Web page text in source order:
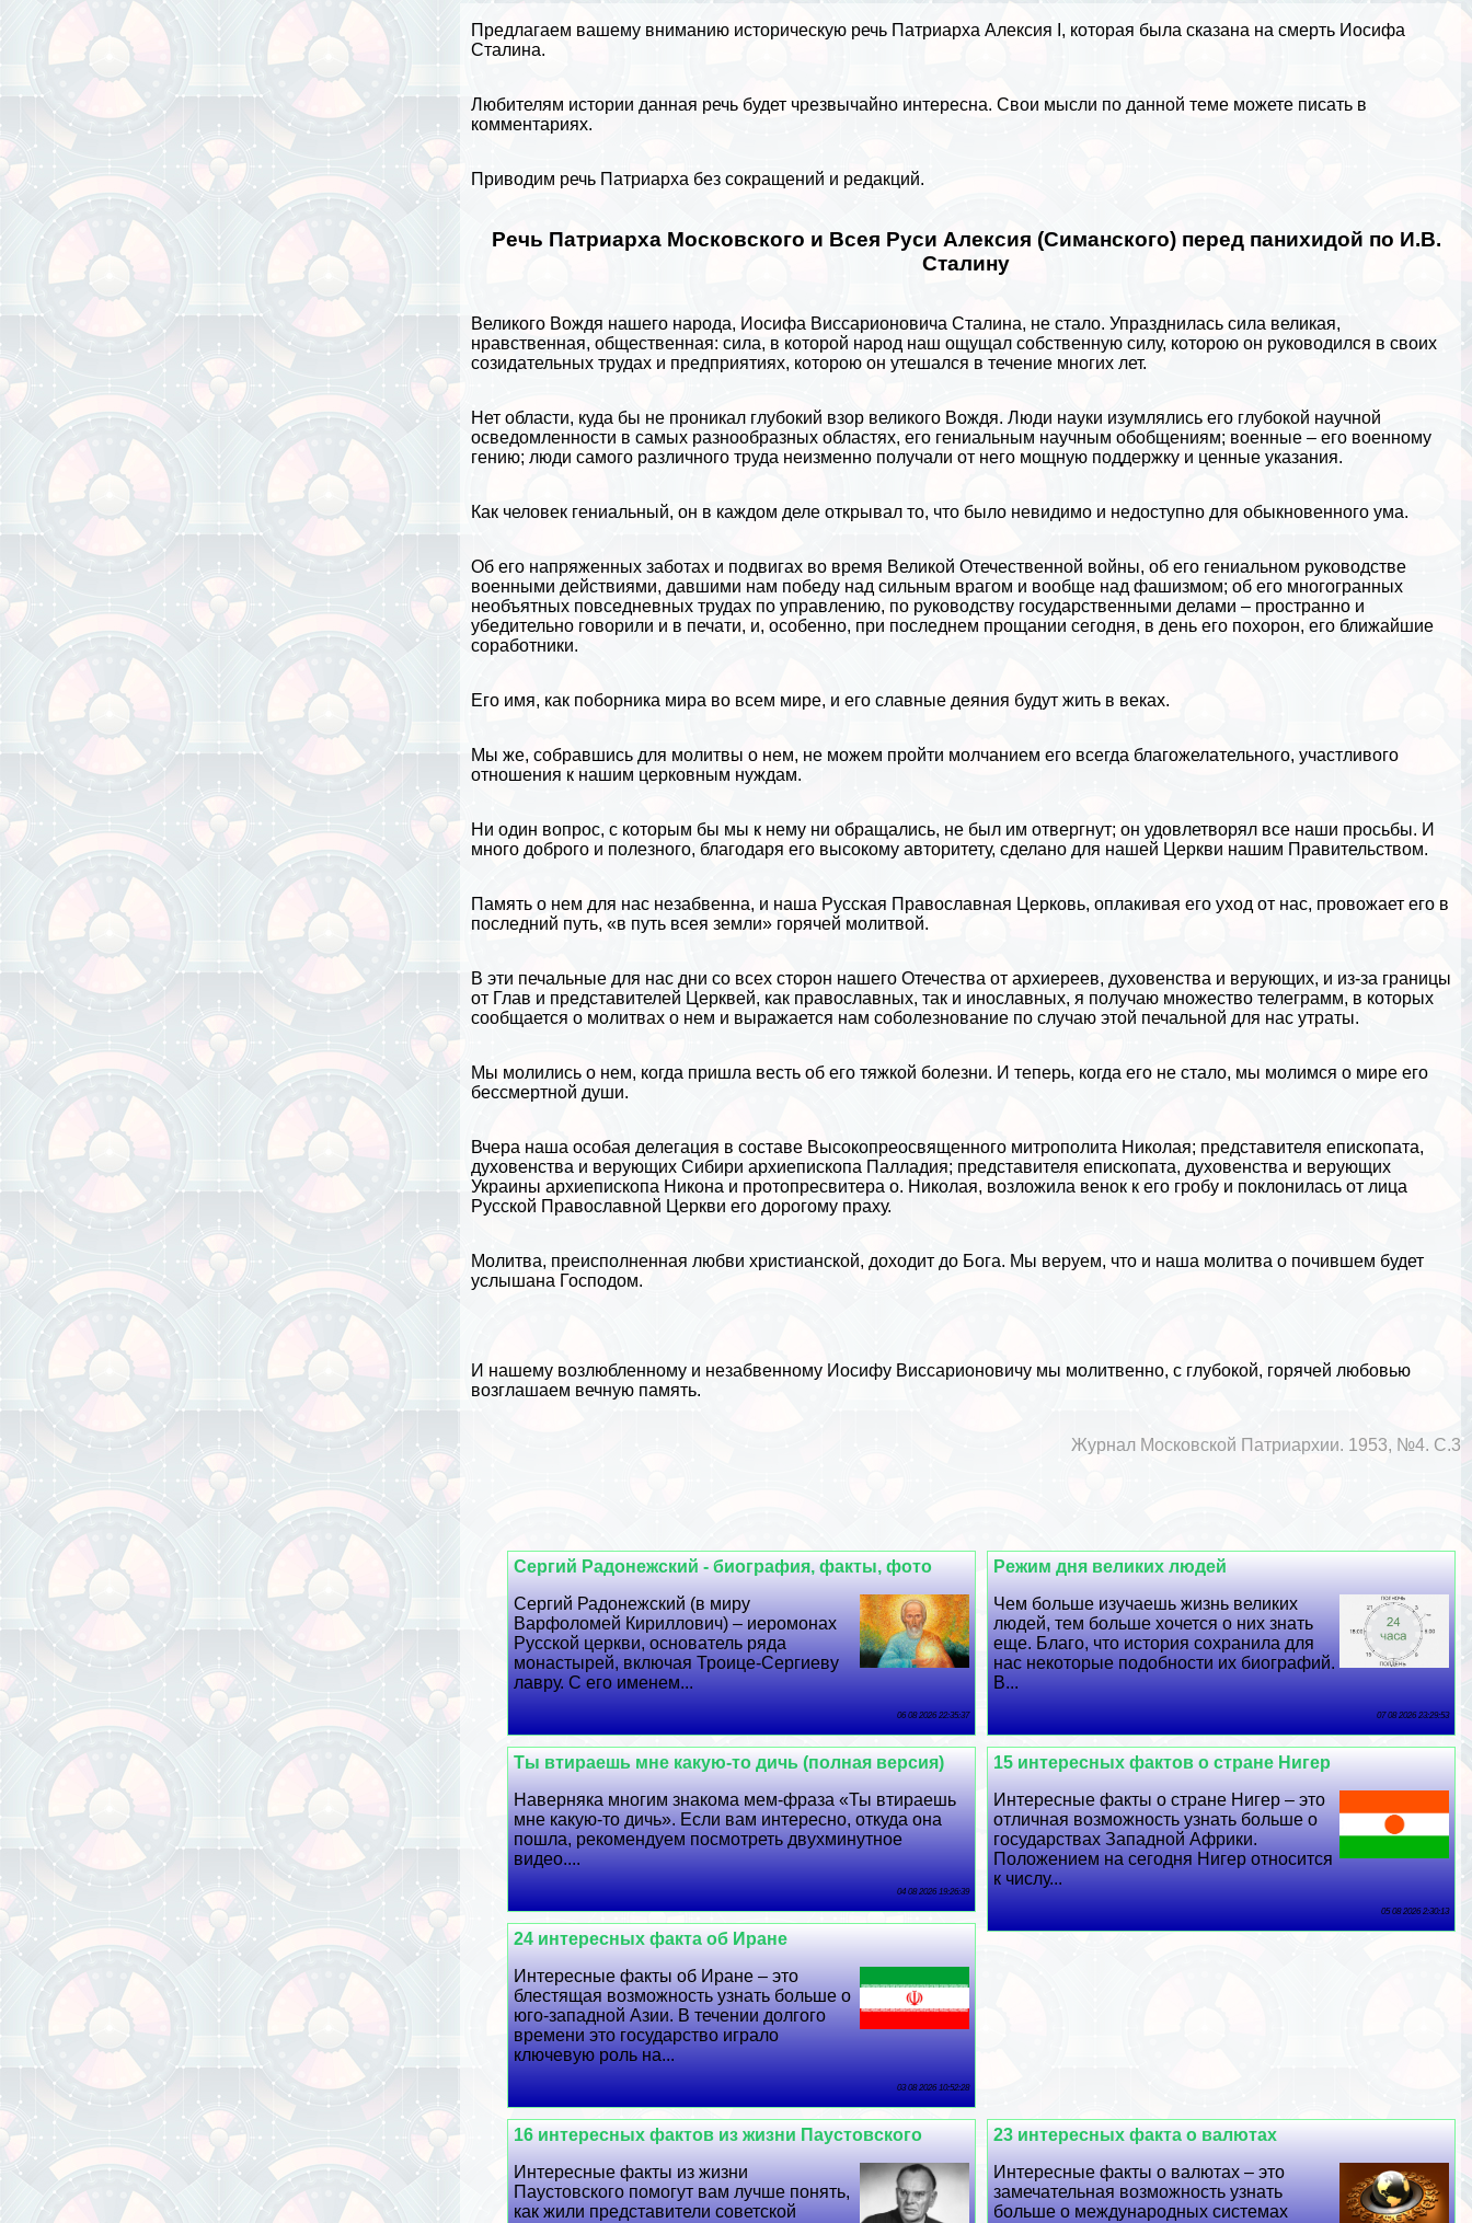
Предлагаем вашему вниманию историческую речь Патриарха Алексия I, которая была сказана на cмepть Иосифа
Сталина.
Любителям истории данная речь будет чрезвычайно интересна. Свои мысли по данной теме можете писать в
комментариях.
Приводим речь Патриарха без сокращений и редакций.
Речь Патриарха Московского и Всея Руси Алексия (Симанского) перед панихидой по И.В.
Сталину
Великого Вождя нашего народа, Иосифа Виссарионовича Сталина, не стало. Упразднилась сила великая,
нравственная, общественная: сила, в которой народ наш ощущал собственную силу, которою он руководился в своих
созидательных трудах и предприятиях, которою он утешался в течение многих лет.
Нет области, куда бы не проникал глубокий взор великого Вождя. Люди науки изумлялись его глубокой научной
осведомленности в самых разнообразных областях, его гениальным научным обобщениям; военные – его военному
гению; люди самого различного труда неизменно получали от него мощную поддержку и ценные указания.
Как человек гениальный, он в каждом деле открывал то, что было невидимо и недоступно для обыкновенного ума.
Об его напряженных заботах и подвигах во время Великой Отечественной войны, об его гениальном руководстве
военными действиями, давшими нам победу над сильным врагом и вообще над фашизмом; об его многогранных
необъятных повседневных трудах по управлению, по руководству государственными делами – пространно и
убедительно говорили и в печати, и, особенно, при последнем прощании сегодня, в день его похорон, его ближайшие
соработники.
Его имя, как поборника мира во всем мире, и его славные деяния будут жить в веках.
Мы же, собравшись для молитвы о нем, не можем пройти молчанием его всегда благожелательного, участливого
отношения к нашим церковным нуждам.
Ни один вопрос, с которым бы мы к нему ни обращались, не был им отвергнут; он удовлетворял все наши просьбы. И
много доброго и полезного, благодаря его высокому авторитету, сделано для нашей Церкви нашим Правительством.
Память о нем для нас незабвенна, и наша Русская Православная Церковь, оплакивая его уход от нас, провожает его в
последний путь, «в путь всея земли» горячей молитвой.
В эти печальные для нас дни со всех сторон нашего Отечества от архиереев, духовенства и верующих, и из-за границы
от Глав и представителей Церквей, как православных, так и инославных, я получаю множество телеграмм, в которых
сообщается о молитвах о нем и выражается нам соболезнование по случаю этой печальной для нас утраты.
Мы молились о нем, когда пришла весть об его тяжкой болезни. И теперь, когда его не стало, мы молимся о мире его
бесcмepтной души.
Вчера наша особая делегация в составе Высокопреосвященного митрополита Николая; представителя епископата,
духовенства и верующих Сибири архиепископа Палладия; представителя епископата, духовенства и верующих
Украины архиепископа Никона и протопресвитера о. Николая, возложила венок к его гробу и поклонилась от лица
Русской Православной Церкви его дорогому праху.
Молитва, преисполненная любви христианской, доходит до Бога. Мы веруем, что и наша молитва о почившем будет
услышана Господом.
И нашему возлюбленному и незабвенному Иосифу Виссарионовичу мы молитвенно, с глубокой, горячей любовью
возглашаем вечную память.
Журнал Московской Патриархии. 1953, №4. С.3
Режим дня великих людей
Чем больше изучаешь жизнь великих
людей, тем больше хочется о них знать
еще. Благо, что история сохранила для
нас некоторые подобности их биографий.
В...
07 08 2026 23:29:53
Сергий Радонежский - биография, факты, фото
Сергий Радонежский (в миру
Варфоломей Кириллович) – иеромонах
Русской церкви, основатель ряда
монастырей, включая Троице-Сергиеву
лавру. С его именем...
06 08 2026 22:35:37
15 интересных фактов о стране Нигер
Интересные факты о стране Нигер – это
отличная возможность узнать больше о
государствах Западной Африки.
Положением на сегодня Нигер относится
к числу...
05 08 2026 2:30:13
Ты втираешь мне какую-то дичь (полная версия)
Наверняка многим знакома мем-фраза «Ты втираешь
мне какую-то дичь». Если вам интересно, откуда она
пошла, рекомендуем посмотреть двухминутное
видео....
04 08 2026 19:26:39
24 интересных факта об Иране
Интересные факты об Иране – это
блестящая возможность узнать больше о
юго-западной Азии. В течении долгого
времени это государство играло
ключевую роль на...
03 08 2026 10:52:28
23 интересных факта о валютах
Интересные факты о валютах – это
замечательная возможность узнать
больше о международных системах
16 интересных фактов из жизни Паустовского
Интересные факты из жизни
Паустовского помогут вам лучше понять,
как жили представители советской